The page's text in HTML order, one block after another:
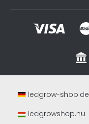
ledgrow-shop.de
ledgrowshop.hu